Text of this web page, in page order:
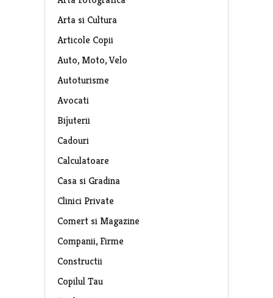
Arta si Cultura
Articole Copii
Auto, Moto, Velo
Autoturisme
Avocati
Bijuterii
Cadouri
Calculatoare
Casa si Gradina
Clinici Private
Comert si Magazine
Companii, Firme
Constructii
Copilul Tau